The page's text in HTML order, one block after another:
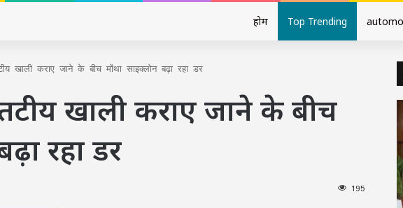
होम Top Trending
खाली कराए जाने के बीच मोंथा साइक्लोन बढ़ा रहा डर
खाली कराए जाने के बीच
रहा डर
195